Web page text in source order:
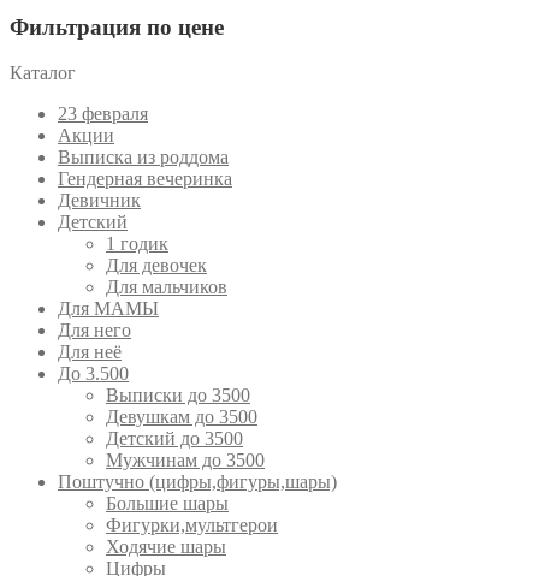
Фильтрация по цене
Каталог
23 февраля
Акции
Выписка из роддома
Гендерная вечеринка
Девичник
Детский
1 годик
Для девочек
Для мальчиков
Для МАМЫ
Для него
Для неё
До 3.500
Выписки до 3500
Девушкам до 3500
Детский до 3500
Мужчинам до 3500
Поштучно (цифры,фигуры,шары)
Большие шары
Фигурки,мультгерои
Ходячие шары
Цифры